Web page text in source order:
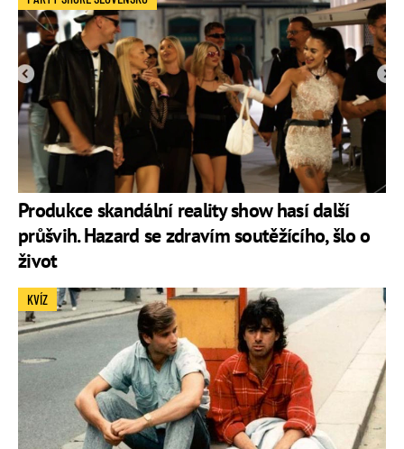
Produkce skandální reality show hasí další
průšvih. Hazard se zdravím soutěžícího, šlo o
život
KVÍZ